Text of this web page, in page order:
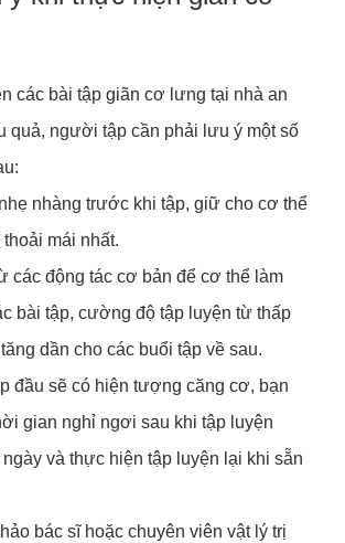
các bài tập giãn cơ lưng tại nhà an
quả, người tập cần phải lưu ý một số
nhàng trước khi tập, giữ cho cơ thể
mái nhất.
các động tác cơ bản để cơ thể làm
bài tập, cường độ tập luyện từ thấp
dần cho các buổi tập về sau.
đầu sẽ có hiện tượng căng cơ, bạn
gian nghỉ ngơi sau khi tập luyện
ngày và thực hiện tập luyện lại khi sẵn
bác sĩ hoặc chuyên viên vật lý trị